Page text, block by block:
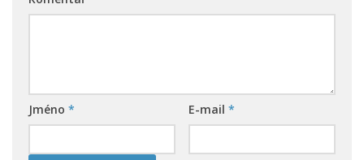
Jméno * E-mail *